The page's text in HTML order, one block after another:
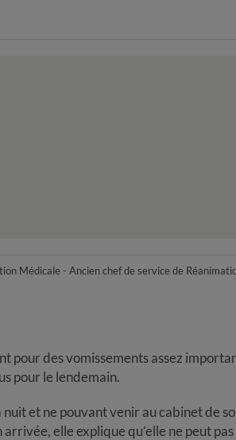
Médicale - Ancien chef de service de
pour des vomissements assez
pour le lendemain.
et ne pouvant venir au cabinet de
elle explique qu’elle ne peut pas